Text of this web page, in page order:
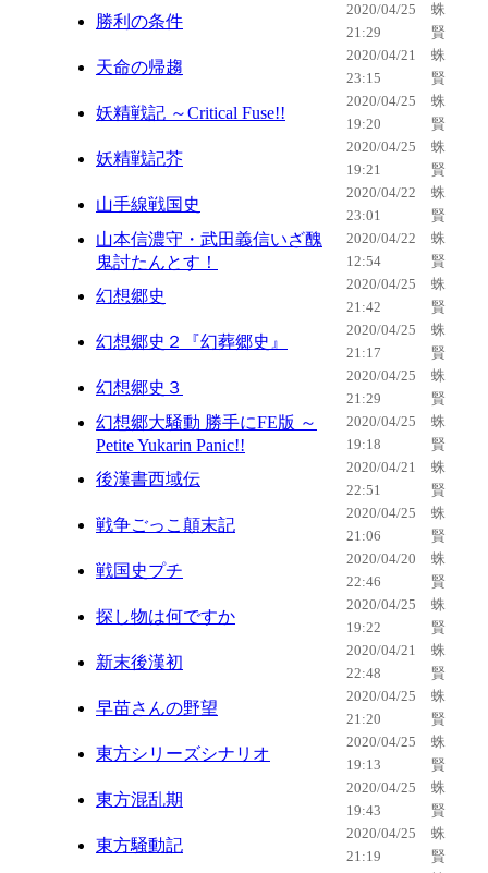
勝利の条件
2020/04/25
21:29
蛛
賢
天命の帰趨
2020/04/21
23:15
蛛
賢
妖精戦記 ～Critical Fuse!!
2020/04/25
19:20
蛛
賢
妖精戦記芥
2020/04/25
19:21
蛛
賢
山手線戦国史
2020/04/22
23:01
蛛
賢
山本信濃守・武田義信いざ醜
鬼討たんとす！
2020/04/22
12:54
蛛
賢
幻想郷史
2020/04/25
21:42
蛛
賢
幻想郷史２『幻葬郷史』
2020/04/25
21:17
蛛
賢
幻想郷史３
2020/04/25
21:29
蛛
賢
幻想郷大騒動 勝手にFE版 ～
Petite Yukarin Panic!!
2020/04/25
19:18
蛛
賢
後漢書西域伝
2020/04/21
22:51
蛛
賢
戦争ごっこ顛末記
2020/04/25
21:06
蛛
賢
戦国史プチ
2020/04/20
22:46
蛛
賢
探し物は何ですか
2020/04/25
19:22
蛛
賢
新末後漢初
2020/04/21
22:48
蛛
賢
早苗さんの野望
2020/04/25
21:20
蛛
賢
東方シリーズシナリオ
2020/04/25
19:13
蛛
賢
東方混乱期
2020/04/25
19:43
蛛
賢
東方騒動記
2020/04/25
21:19
蛛
賢